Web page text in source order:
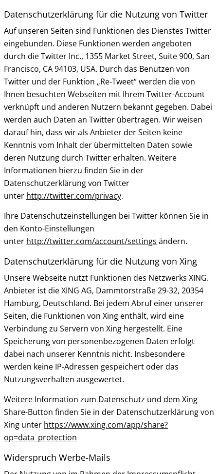
Datenschutzerklärung für die Nutzung von Twitter
Auf unseren Seiten sind Funktionen des Dienstes Twitter
eingebunden. Diese Funktionen werden angeboten
durch die Twitter Inc., 1355 Market Street, Suite 900, San
Francisco, CA 94103, USA. Durch das Benutzen von
Twitter und der Funktion „Re-Tweet“ werden die von
Ihnen besuchten Webseiten mit Ihrem Twitter-Account
verknüpft und anderen Nutzern bekannt gegeben. Dabei
werden auch Daten an Twitter übertragen. Wir weisen
darauf hin, dass wir als Anbieter der Seiten keine
Kenntnis vom Inhalt der übermittelten Daten sowie
deren Nutzung durch Twitter erhalten. Weitere
Informationen hierzu finden Sie in der
Datenschutzerklärung von Twitter
unter http://twitter.com/privacy.
Ihre Datenschutzeinstellungen bei Twitter können Sie in
den Konto-Einstellungen
unter http://twitter.com/account/settings ändern.
Datenschutzerklärung für die Nutzung von Xing
Unsere Webseite nutzt Funktionen des Netzwerks XING.
Anbieter ist die XING AG, Dammtorstraße 29-32, 20354
Hamburg, Deutschland. Bei jedem Abruf einer unserer
Seiten, die Funktionen von Xing enthält, wird eine
Verbindung zu Servern von Xing hergestellt. Eine
Speicherung von personenbezogenen Daten erfolgt
dabei nach unserer Kenntnis nicht. Insbesondere
werden keine IP-Adressen gespeichert oder das
Nutzungsverhalten ausgewertet.
Weitere Information zum Datenschutz und dem Xing
Share-Button finden Sie in der Datenschutzerklärung von
Xing unter https://www.xing.com/app/share?
op=data_protection
Widerspruch Werbe-Mails